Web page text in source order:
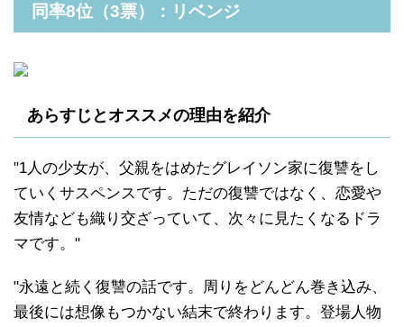
同率8位（3票）：リベンジ
あらすじとオススメの理由を紹介
"1人の少女が、父親をはめたグレイソン家に復讐をし
ていくサスペンスです。ただの復讐ではなく、恋愛や
友情なども織り交ざっていて、次々に見たくなるドラ
マです。"
"永遠と続く復讐の話です。周りをどんどん巻き込み、
最後には想像もつかない結末で終わります。登場人物